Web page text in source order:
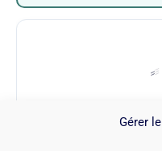
Gérer
FE Internazionale